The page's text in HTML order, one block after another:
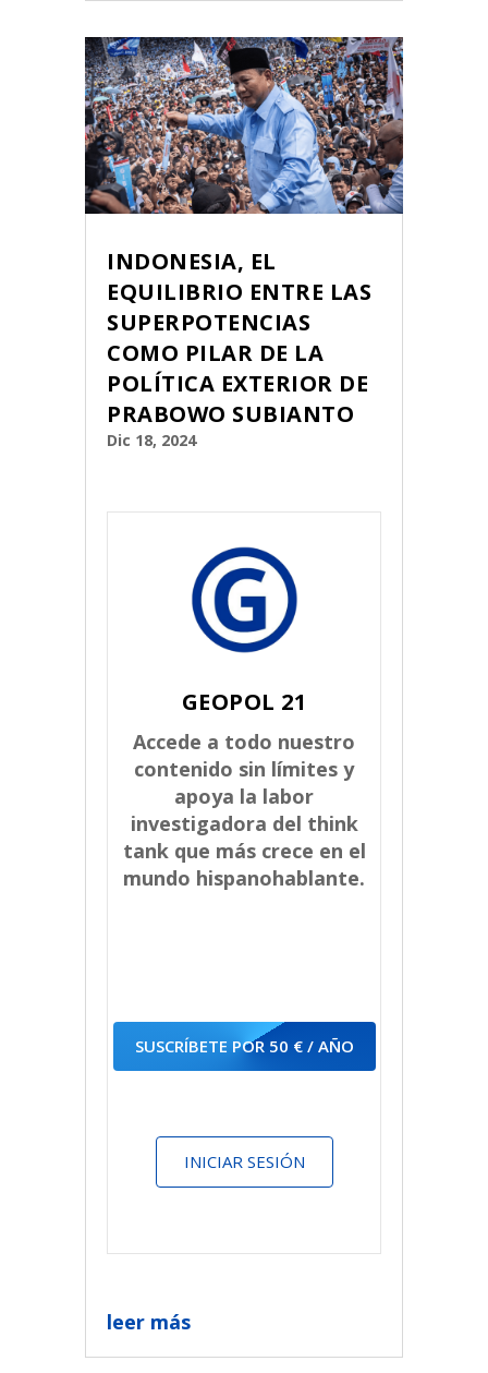
INDONESIA, EL
EQUILIBRIO ENTRE LAS
SUPERPOTENCIAS
COMO PILAR DE LA
POLÍTICA EXTERIOR DE
PRABOWO SUBIANTO
Dic 18, 2024
GEOPOL 21
Accede a todo nuestro
contenido sin límites y
apoya la labor
investigadora del think
tank que más crece en el
mundo hispanohablante.
SUSCRÍBETE POR 50 € / AÑO
INICIAR SESIÓN
leer más